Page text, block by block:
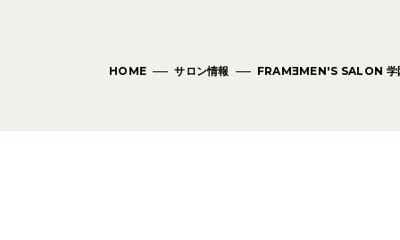
HOME サロン情報 FRAMEMEN'S SALON 学